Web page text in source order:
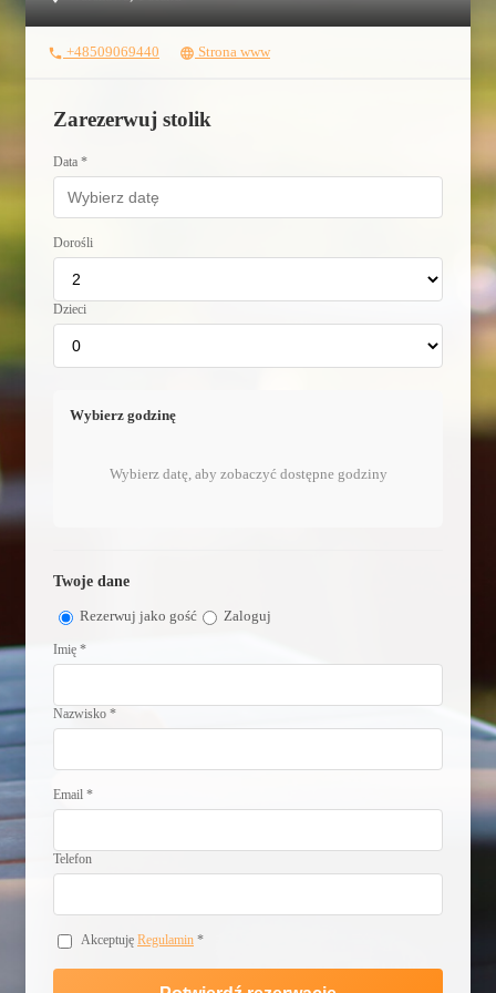
phone +48509069440 language Strona www
Zarezerwuj stolik
Data *
Dorośli
Dzieci
Wybierz godzinę
Wybierz datę, aby zobaczyć dostępne godziny
Twoje dane
Rezerwuj jako gość Zaloguj
Imię *
Nazwisko *
Email *
Telefon
Akceptuję Regulamin *